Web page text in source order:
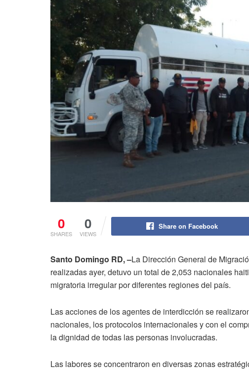
0
SHARES
0
VIEWS
Share on Facebook
Santo Domingo RD, –La Dirección General de
realizadas ayer, detuvo un total de 2,053 nacionales
migratoria irregular por diferentes regiones del país.
Las acciones de los agentes de interdicción se
nacionales, los protocolos internacionales y con el
la dignidad de todas las personas involucradas.
Las labores se concentraron en diversas zonas